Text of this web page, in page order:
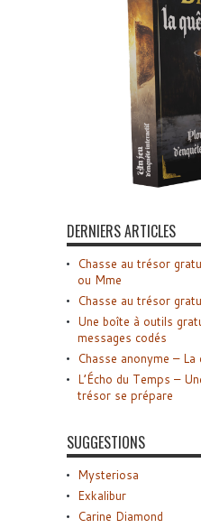
DERNIERS ARTICLES
Chasse au trésor
ou Mme
Chasse au trésor
Une boîte à outils
messages codés
Chasse anonyme –
L’Écho du Temps –
trésor se prépare
SUGGESTIONS
Mysteriosa
Exkalibur
Carine Diamond